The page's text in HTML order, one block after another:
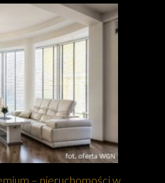
– nieruchomości w